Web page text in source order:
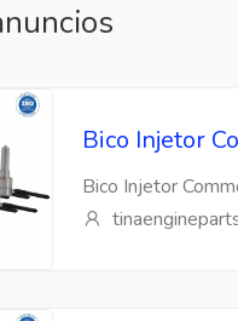
Bico Injetor
Bico Injetor